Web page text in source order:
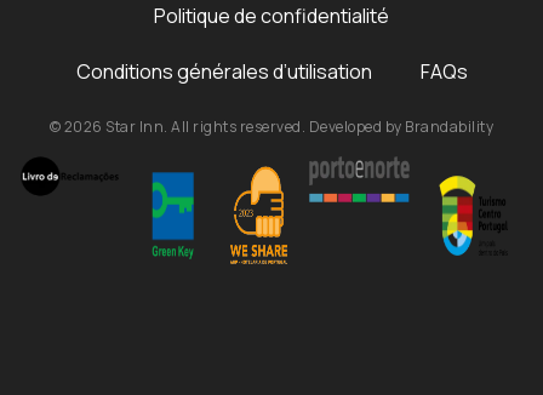
Politique de confidentialité
Conditions générales d’utilisation FAQs
© 2026 Star Inn. All rights reserved. Developed by Brandability